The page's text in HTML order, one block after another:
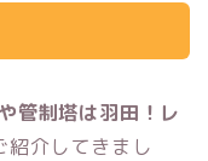
管制塔は羽田！レ
紹介してきまし